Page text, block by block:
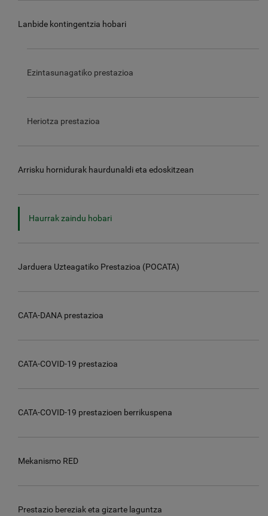
Lanbide kontingentzia hobari
Ezintasunagatiko prestazioa
Heriotza prestazioa
Arrisku hornidurak haurdunaldi eta edoskitzean
Haurrak zaindu hobari
Jarduera Uzteagatiko Prestazioa (POCATA)
CATA-DANA prestazioa
CATA-COVID-19 prestazioa
CATA-COVID-19 prestazioen berrikuspena
Mekanismo RED
Prestazio bereziak eta gizarte laguntza